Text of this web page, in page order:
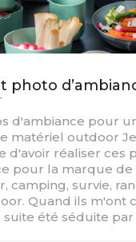
photo
d'ambiance pour
matériel outdoor
d'avoir réaliser ces
pour la marque de
camping, survie,
Quand ils m'ont
suite été séduite par